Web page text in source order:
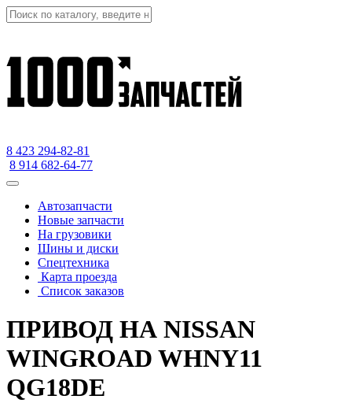
8 423 294-82-81
8 914 682-64-77
Автозапчасти
Новые запчасти
На грузовики
Шины и диски
Спецтехника
Карта проезда
Список заказов
ПРИВОД НА NISSAN
WINGROAD WHNY11
QG18DE